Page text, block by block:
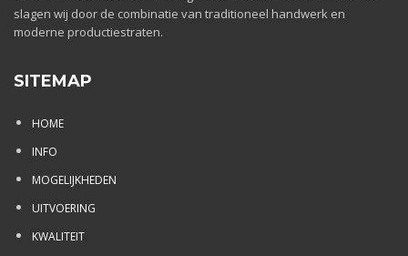
slagen wij door de combinatie van traditioneel handwerk en
moderne productiestraten.
SITEMAP
HOME
INFO
MOGELIJKHEDEN
UITVOERING
KWALITEIT